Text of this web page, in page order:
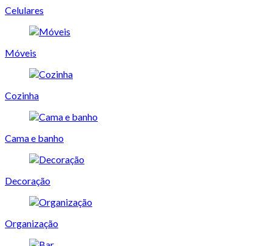
Celulares
Móveis
Cozinha
Cama e banho
Decoração
Organização